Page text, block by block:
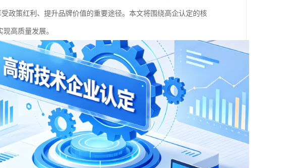
政策红利、提升品牌价值的重要途径。本文将围绕高企认定的核
高质量发展。